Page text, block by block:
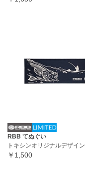
RBB てぬぐい
トキシンオリジナルデザイン
￥1,500